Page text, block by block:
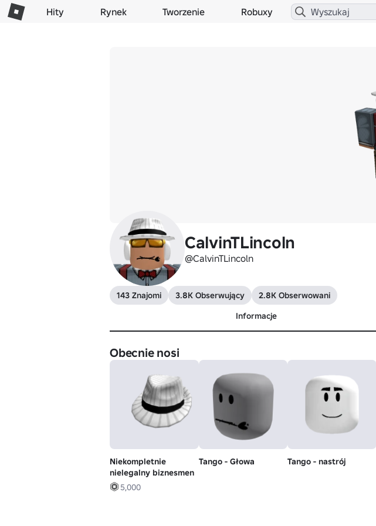
Hity Rynek Tworzenie Robuxy
CalvinTLincoln
@CalvinTLincoln
143 Znajomi 3.8K Obserwujący
2.8K Obserwowani
Informacje
Obecnie nosi
Niekompletnie
nielegalny biznesmen
5,000
Tango - Głowa Tango - nastrój